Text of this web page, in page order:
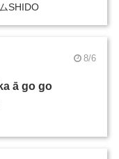
SHIDO
8/6
ā go go